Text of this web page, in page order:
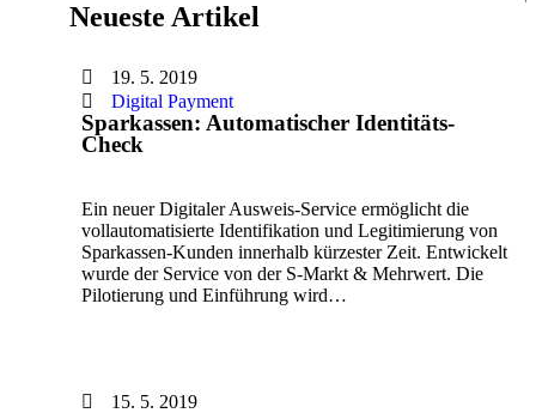
Neueste Artikel
19. 5. 2019
Digital Payment
Sparkassen: Automatischer Identitäts-
Check
Ein neuer Digitaler Ausweis-Service ermöglicht die
vollautomatisierte Identifikation und Legitimierung von
Sparkassen-Kunden innerhalb kürzester Zeit. Entwickelt
wurde der Service von der S-Markt & Mehrwert. Die
Pilotierung und Einführung wird…
15. 5. 2019